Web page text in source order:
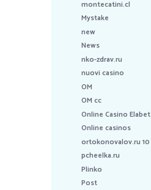
montecatini.cl
Mystake
new
News
nko-zdrav.ru
nuovi casino
OM
OM cc
Online Casino Elabet
Online casinos
ortokonovalov.ru 10
pcheelka.ru
Plinko
Post